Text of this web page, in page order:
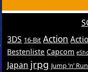
3DS 16-Bit Action
Bestenliste Capcom
Japan jrpg Jump ’n’ Run